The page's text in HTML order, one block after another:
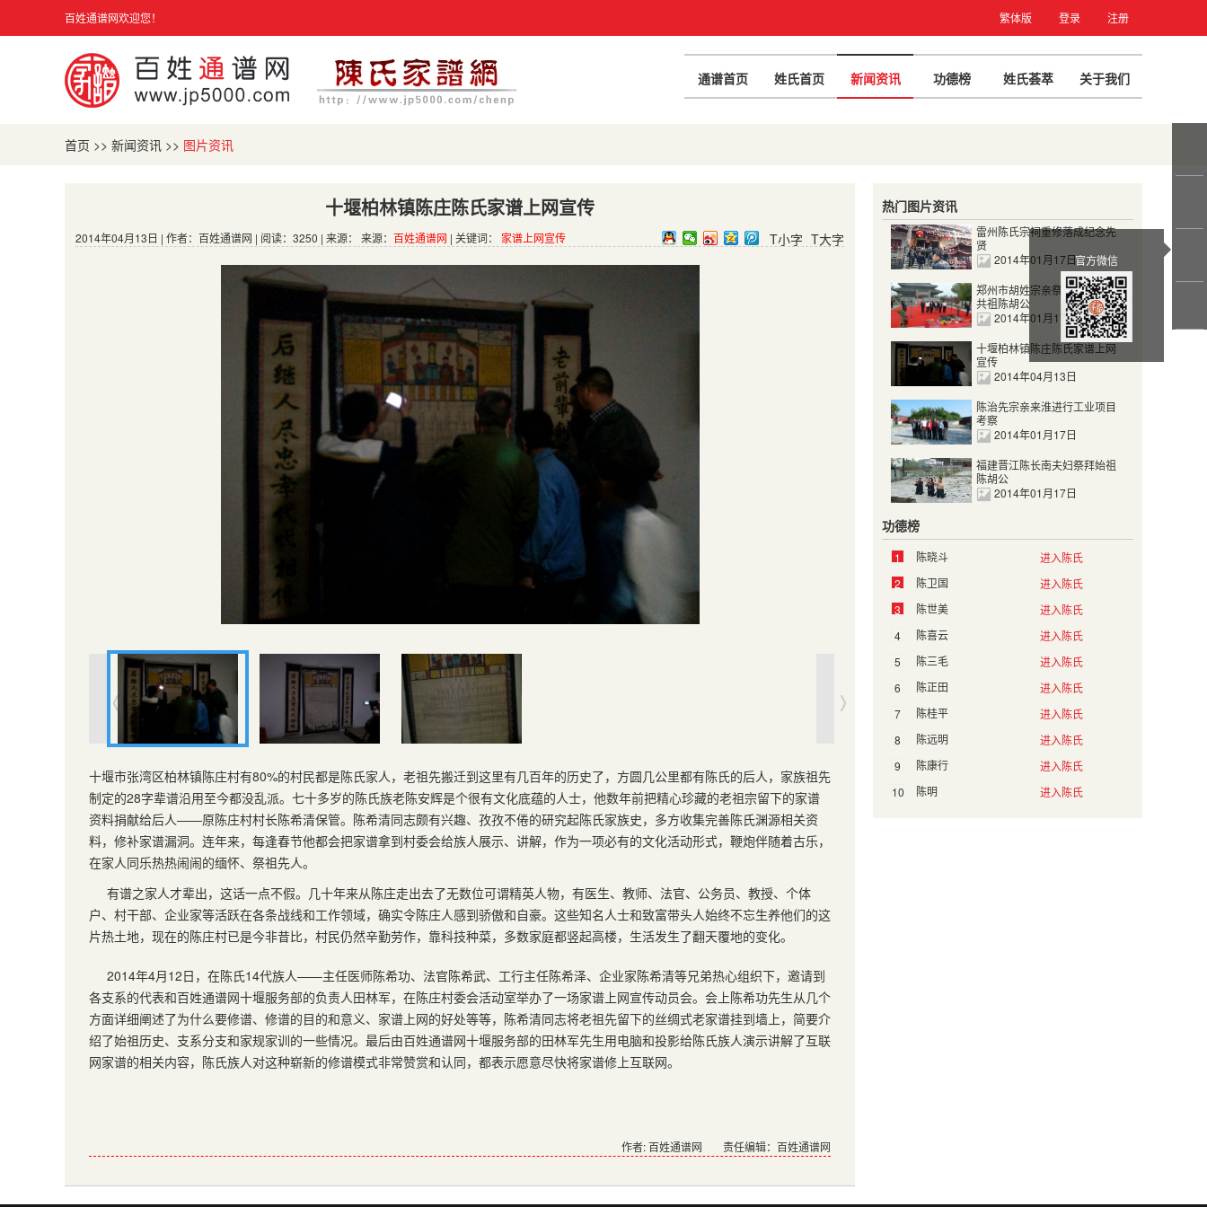
百姓通谱网欢迎您！ 繁体版 登录 注册
通谱首页 姓氏首页 新闻资讯 功德榜 姓氏荟萃 关于我们
首页 >> 新闻资讯 >> 图片资讯
热门图片资讯
雷州陈氏宗祠重修落成纪念先
贤
2014年01月17日
郑州市胡姓宗亲祭拜陈胡二姓
共祖陈胡公
2014年01月17日
十堰柏林镇陈庄陈氏家谱上网
宣传
2014年04月13日
陈治先宗亲来淮进行工业项目
考察
2014年01月17日
福建晋江陈长南夫妇祭拜始祖
陈胡公
2014年01月17日
功德榜
1 陈晓斗
进入陈氏
2
陈卫国
进入陈氏
3
陈世美
进入陈氏
4
陈喜云
进入陈氏
5
陈三毛
进入陈氏
6
陈正田
进入陈氏
7
陈桂平
进入陈氏
8
陈远明
进入陈氏
9
陈康行
进入陈氏
10
陈明 进入陈氏
十堰柏林镇陈庄陈氏家谱上网宣传
2014年04月13日 | 作者：百姓通谱网 | 阅读：3250 | 来源： 来源： 百姓通谱网 | 关键词： 家谱上网宣传 T小字 T大字
十堰市张湾区柏林镇陈庄村有80%的村民都是陈氏家人，老祖先搬迁到这里有几百年的历史了，方圆几公里都有陈氏的后人，家族祖先
制定的28字辈谱沿用至今都没乱派。七十多岁的陈氏族老陈安辉是个很有文化底蕴的人士，他数年前把精心珍藏的老祖宗留下的家谱
资料捐献给后人——原陈庄村村长陈希清保管。陈希清同志颇有兴趣、孜孜不倦的研究起陈氏家族史，多方收集完善陈氏渊源相关资
料，修补家谱漏洞。连年来，每逢春节他都会把家谱拿到村委会给族人展示、讲解，作为一项必有的文化活动形式，鞭炮伴随着古乐，
在家人同乐热热闹闹的缅怀、祭祖先人。
有谱之家人才辈出，这话一点不假。几十年来从陈庄走出去了无数位可谓精英人物，有医生、教师、法官、公务员、教授、个体
户、村干部、企业家等活跃在各条战线和工作领域，确实令陈庄人感到骄傲和自豪。这些知名人士和致富带头人始终不忘生养他们的这
片热土地，现在的陈庄村已是今非昔比，村民仍然辛勤劳作，靠科技种菜，多数家庭都竖起高楼，生活发生了翻天覆地的变化。
2014年4月12日，在陈氏14代族人——主任医师陈希功、法官陈希武、工行主任陈希泽、企业家陈希清等兄弟热心组织下，邀请到
各支系的代表和百姓通谱网十堰服务部的负责人田林军，在陈庄村委会活动室举办了一场家谱上网宣传动员会。会上陈希功先生从几个
方面详细阐述了为什么要修谱、修谱的目的和意义、家谱上网的好处等等，陈希清同志将老祖先留下的丝绸式老家谱挂到墙上，简要介
绍了始祖历史、支系分支和家规家训的一些情况。最后由百姓通谱网十堰服务部的田林军先生用电脑和投影给陈氏族人演示讲解了互联
网家谱的相关内容，陈氏族人对这种崭新的修谱模式非常赞赏和认同，都表示愿意尽快将家谱修上互联网。
作者: 百姓通谱网 责任编辑：百姓通谱网
官方微信